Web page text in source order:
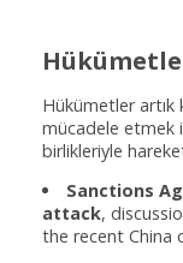
Hükümetler artık
mücadele etmek
birlikleriyle
Sanctions
attack,
the recent China